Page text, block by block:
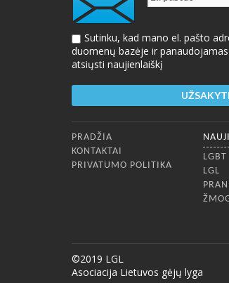
Sutinku, kad mano el. pašto
duomenų bazėje ir
atsiųsti naujienlaiškį
Apatinis meniu
PRADŽIA
KONTAKTAI
PRIVATUMO POLITIKA
LGBT
LGL
©2019 LGL
Asociacija Lietuvos gėjų lyga